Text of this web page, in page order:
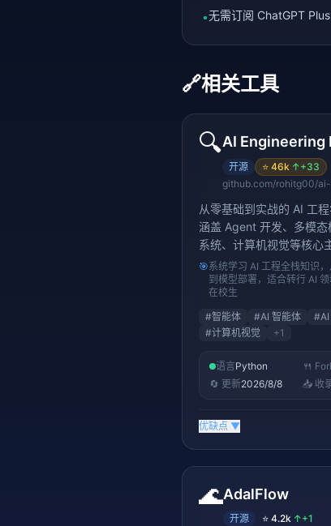
•无需订阅 ChatGPT
🔗相关工具
🔍
开源 ⭐ 46k ↑+33
从零基础到实战的 AI 工程
涵盖 Agent 开发、多模态
系统、计算机视觉等核心
学者系统学习 AI 工程实践
🎯系统学习 AI 工程全栈知识
到模型部署，适合转行 AI
在校生
#智能体 #AI 智能体 #
#计算机视觉 +1
语言Python 🍴
🔄 更新2026/8/8 📥 收
优缺点 ▼
🌊AdalFlow
开源 ⭐ 4.2k ↑+1